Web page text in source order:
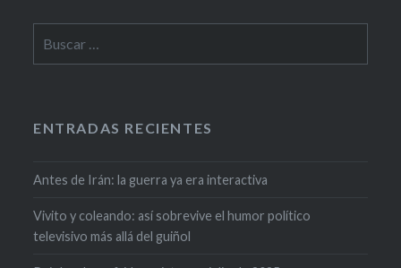
ENTRADAS RECIENTES
Antes de Irán: la guerra ya era interactiva
Vivito y coleando: así sobrevive el humor político
televisivo más allá del guiñol